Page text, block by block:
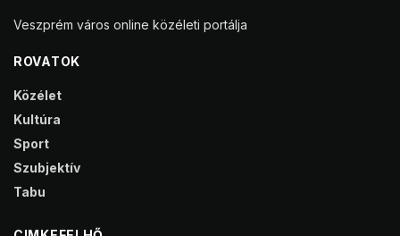
Veszprém város online közéleti portálja
ROVATOK
Közélet
Kultúra
Sport
Szubjektív
Tabu